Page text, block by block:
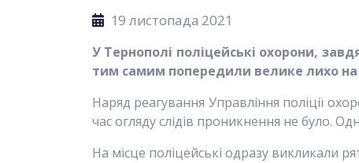
19 листопада 2021
У Тернополі поліцейські охорони,
тим самим попередили велике лихо на
Наряд реагування Управління поліції
час огляду слідів проникнення не було.
На місце поліцейські одразу викликали